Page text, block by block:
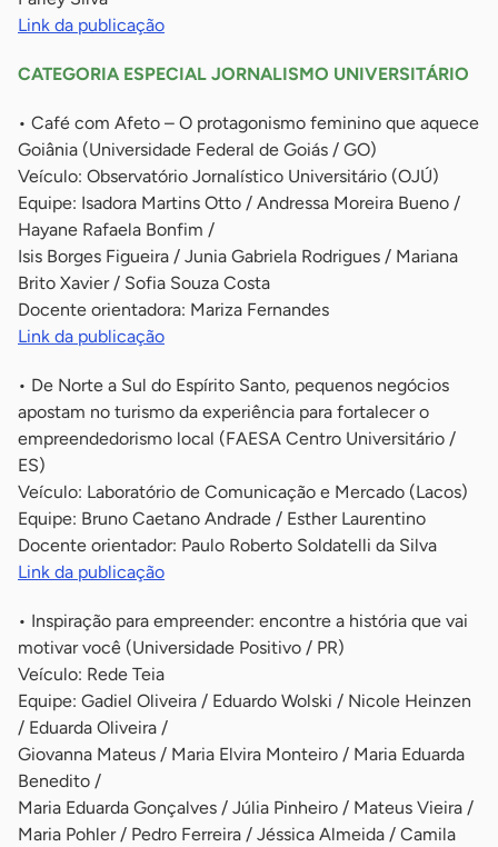
Link da publicação
CATEGORIA ESPECIAL JORNALISMO UNIVERSITÁRIO
• Café com Afeto – O protagonismo feminino que aquece
Goiânia (Universidade Federal de Goiás / GO)
Veículo: Observatório Jornalístico Universitário (OJÚ)
Equipe: Isadora Martins Otto / Andressa Moreira Bueno /
Hayane Rafaela Bonfim /
Isis Borges Figueira / Junia Gabriela Rodrigues / Mariana
Brito Xavier / Sofia Souza Costa
Docente orientadora: Mariza Fernandes
Link da publicação
• De Norte a Sul do Espírito Santo, pequenos negócios
apostam no turismo da experiência para fortalecer o
empreendedorismo local (FAESA Centro Universitário /
ES)
Veículo: Laboratório de Comunicação e Mercado (Lacos)
Equipe: Bruno Caetano Andrade / Esther Laurentino
Docente orientador: Paulo Roberto Soldatelli da Silva
Link da publicação
• Inspiração para empreender: encontre a história que vai
motivar você (Universidade Positivo / PR)
Veículo: Rede Teia
Equipe: Gadiel Oliveira / Eduardo Wolski / Nicole Heinzen
/ Eduarda Oliveira /
Giovanna Mateus / Maria Elvira Monteiro / Maria Eduarda
Benedito /
Maria Eduarda Gonçalves / Júlia Pinheiro / Mateus Vieira /
Maria Pohler / Pedro Ferreira / Jéssica Almeida / Camila